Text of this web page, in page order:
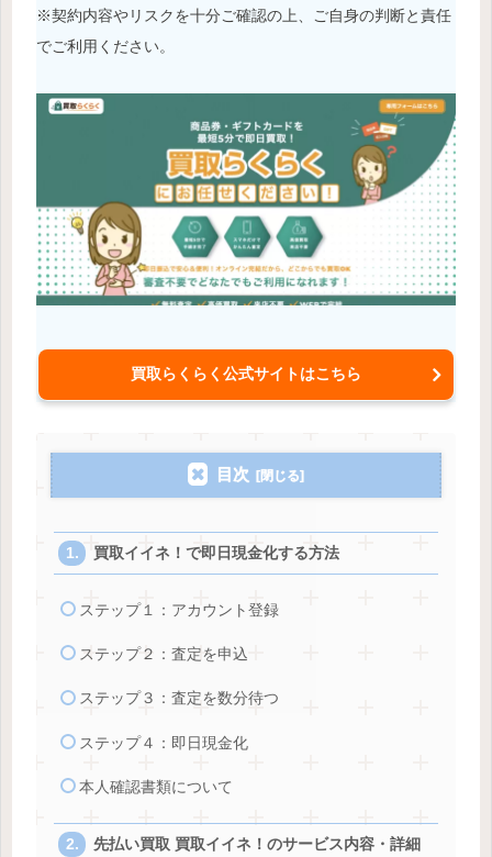
※契約内容やリスクを十分ご確認の上、ご自身の判断と責任
でご利用ください。
買取らくらく公式サイトはこちら
目次
買取イイネ！で即日現金化する方法
ステップ１：アカウント登録
ステップ２：査定を申込
ステップ３：査定を数分待つ
ステップ４：即日現金化
本人確認書類について
先払い買取 買取イイネ！のサービス内容・詳細